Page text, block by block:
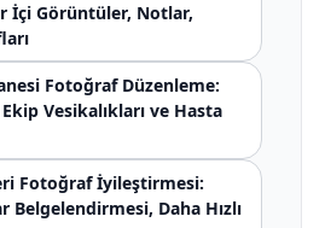
İçi Görüntüler, Notlar,
Fotoğraf Düzenleme:
Vesikalıkları ve Hasta
Fotoğraf İyileştirmesi:
Belgelendirmesi, Daha Hızlı